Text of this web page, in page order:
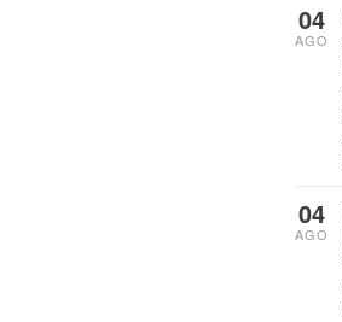
04
AGO
04
AGO